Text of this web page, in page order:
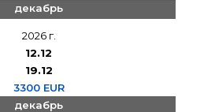
декабрь
2026 г.
12.12
19.12
3300 EUR
декабрь